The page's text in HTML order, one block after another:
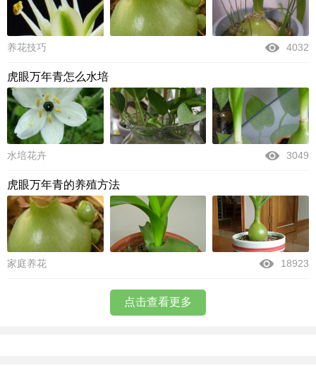
养花技巧 4032
虎眼万年青怎么水培
水培花卉 3049
虎眼万年青的养殖方法
家庭养花 18923
点击查看更多